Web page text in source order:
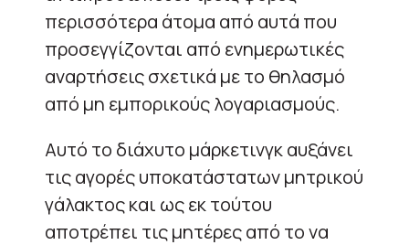
περισσότερα άτομα από αυτά που
προσεγγίζονται από ενημερωτικές
αναρτήσεις σχετικά με το θηλασμό
από μη εμπορικούς λογαριασμούς.
Αυτό το διάχυτο μάρκετινγκ αυξάνει
τις αγορές υποκατάστατων μητρικού
γάλακτος και ως εκ τούτου
αποτρέπει τις μητέρες από το να